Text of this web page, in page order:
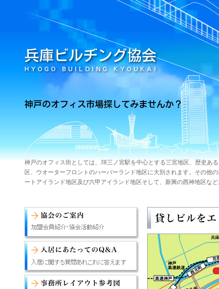
神戸のオフィス街としては、JR三ノ宮駅を中心とする三宮地区、歴史あ
区、ウオーターフロントのハーバーランド地区に大別されます。その他
ートアイランド地区及び六甲アイランド地区そして、新興の西神地区な